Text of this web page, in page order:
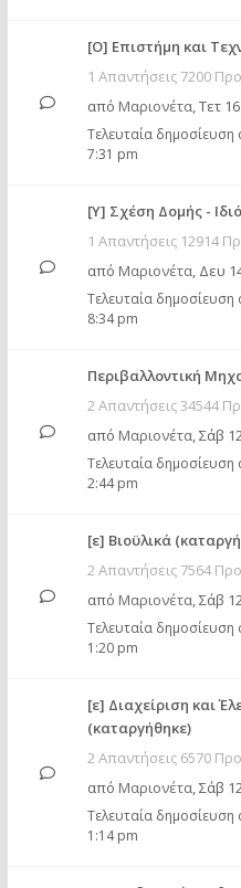
[Ο] Επιστήμη και
1 Απαντήσεις 7200
από Μαριονέτα,Τετ
Τελευταία δημοσίευση
7:31 pm
[Υ] Σχέση Δομής -
1 Απαντήσεις 12914
από Μαριονέτα, Δευ
Τελευταία δημοσίευση
8:34 pm
Περιβαλλοντική
2 Απαντήσεις 34544
από Μαριονέτα,Σάβ
Τελευταία δημοσίευση
2:44 pm
[ε] Βιοϋλικά
2 Απαντήσεις 7564
από Μαριονέτα,Σάβ
Τελευταία δημοσίευση
1:20 pm
[ε] Διαχείριση και
(καταργήθηκε)
2 Απαντήσεις 6570
από Μαριονέτα,Σάβ
Τελευταία δημοσίευση
1:14 pm